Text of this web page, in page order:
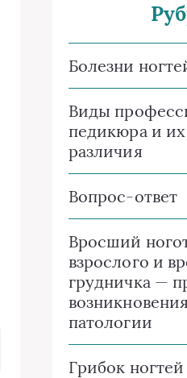
Болезни
Виды
педикюра и
различия
Вопрос-ответ
Вросший
взрослого и
грудничка —
патологии
Грибок